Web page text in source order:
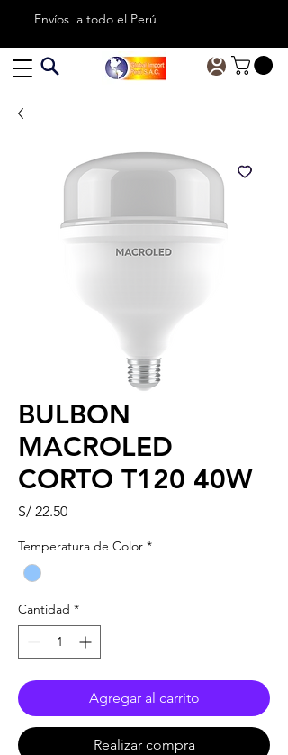
Envíos a todo el Perú
BULBON
MACROLED
CORTO T120 40W
S/ 22.50Precio
Temperatura de Color *
Cantidad *
Agregar al carrito
Realizar compra